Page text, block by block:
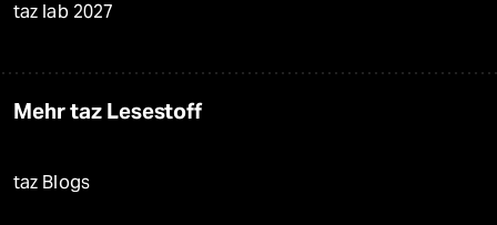
taz lab 2027
Mehr taz Lesestoff
taz Blogs